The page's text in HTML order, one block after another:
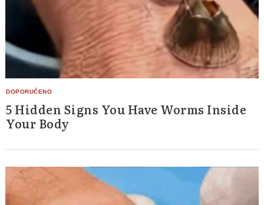
5 Hidden Signs You Have Worms Inside
Your Body